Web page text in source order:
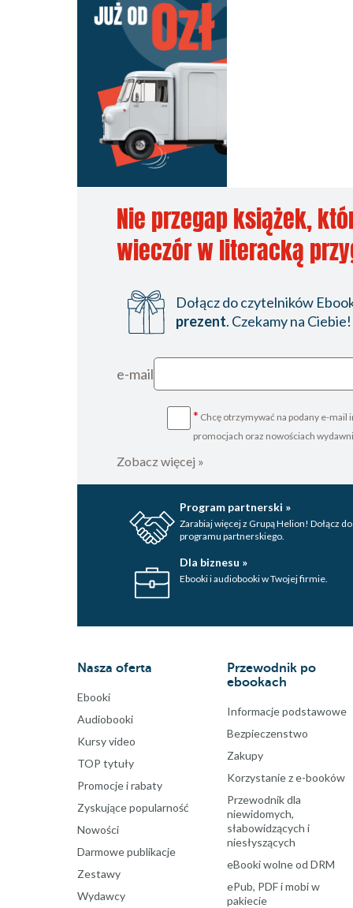
Nie przegap książek,
wieczór w literacką
Dołącz do czytelników
prezent. Czekamy na Ciebie!
e-mail
* Chcę otrzymywać na podany e-mail
promocjach oraz nowościach
Zobacz więcej »
Program partnerski »
Zarabiaj więcej z Grupą Helion! Dołącz do
programu partnerskiego.
Dla biznesu »
Ebooki i audiobooki w Twojej firmie.
Nasza oferta
Ebooki
Audiobooki
Kursy video
TOP tytuły
Promocje i rabaty
Zyskujące popularność
Nowości
Darmowe publikacje
Zestawy
Wydawcy
Przewodnik po
ebookach
Informacje podstawowe
Bezpieczenstwo
Zakupy
Korzystanie z e-booków
Przewodnik dla
niewidomych,
słabowidzących i
niesłyszących
eBooki wolne od DRM
ePub, PDF i mobi w
pakiecie